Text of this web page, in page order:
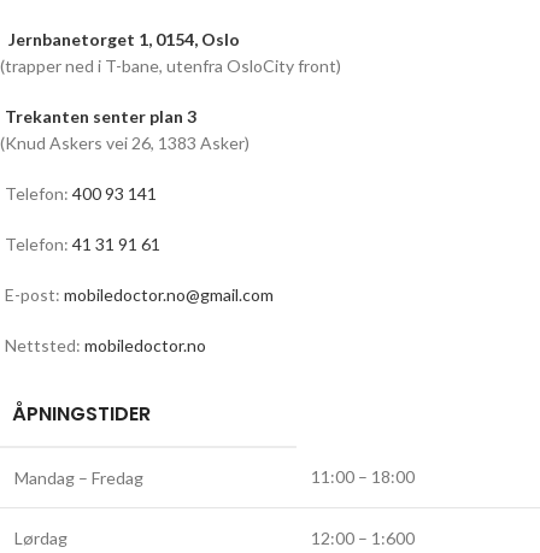
Jernbanetorget 1, 0154, Oslo
(trapper ned i T-bane, utenfra OsloCity front)
Trekanten senter plan 3
(Knud Askers vei 26, 1383 Asker)
Telefon: 400 93 141
Telefon: 41 31 91 61
E-post: mobiledoctor.no@gmail.com
Nettsted: mobiledoctor.no
ÅPNINGSTIDER
Mandag – Fredag 11:00 – 18:00
Lørdag 12:00 – 1:600